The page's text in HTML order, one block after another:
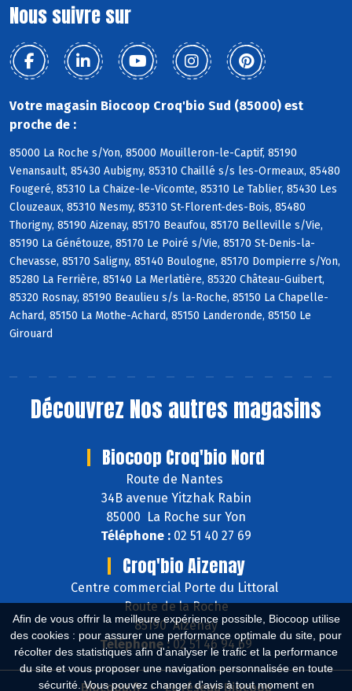
Afin de vous offrir la meilleure expérience possible, Biocoop utilise
des cookies : pour assurer une performance optimale du site, pour
récolter des statistiques afin d'analyser le trafic et la performance
du site et vous proposer une navigation personnalisée en toute
sécurité. Vous pouvez changer d'avis à tout moment en
Nous suivre sur
Votre magasin Biocoop Croq'bio Sud (85000) est
proche de :
85000 La Roche s/Yon, 85000 Mouilleron-le-Captif, 85190
Venansault, 85430 Aubigny, 85310 Chaillé s/s les-Ormeaux, 85480
Fougeré, 85310 La Chaize-le-Vicomte, 85310 Le Tablier, 85430 Les
Clouzeaux, 85310 Nesmy, 85310 St-Florent-des-Bois, 85480
Thorigny, 85190 Aizenay, 85170 Beaufou, 85170 Belleville s/Vie,
85190 La Génétouze, 85170 Le Poiré s/Vie, 85170 St-Denis-la-
Chevasse, 85170 Saligny, 85140 Boulogne, 85170 Dompierre s/Yon,
85280 La Ferrière, 85140 La Merlatière, 85320 Château-Guibert,
85320 Rosnay, 85190 Beaulieu s/s la-Roche, 85150 La Chapelle-
Achard, 85150 La Mothe-Achard, 85150 Landeronde, 85150 Le
Girouard
Découvrez Nos autres magasins
Biocoop Croq'bio Nord
Route de Nantes
34B avenue Yitzhak Rabin
85000 La Roche sur Yon
Téléphone : 02 51 40 27 69
Croq'bio Aizenay
Centre commercial Porte du Littoral
Route de la Roche
85190 Aizenay
Téléphone : 02 51 46 94 69
Biocoop.fr Le réseau Biocoop